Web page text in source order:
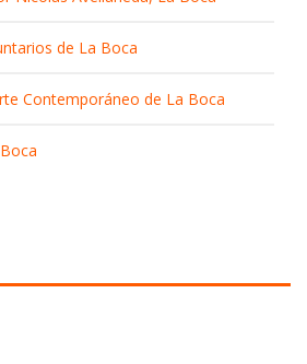
de La Boca
Contemporáneo de La Boca